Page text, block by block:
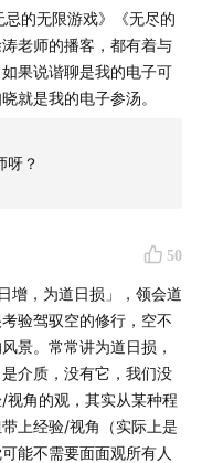
知识形成分别之心，而
态。✨
世界只有我和那个平和
的无限游戏》《无尽的
老师的播客，都有着与
果说谐聊是我的电子可
就是我的电子参汤。
呀？
50
增，为道日损」，领会道
验驾驭空的修行，空不
景。常常讲为道日损，
介质，没有它，我们没
角的观，其实从某种程
上经验/视角（实际上是
能不需要面面观所有人